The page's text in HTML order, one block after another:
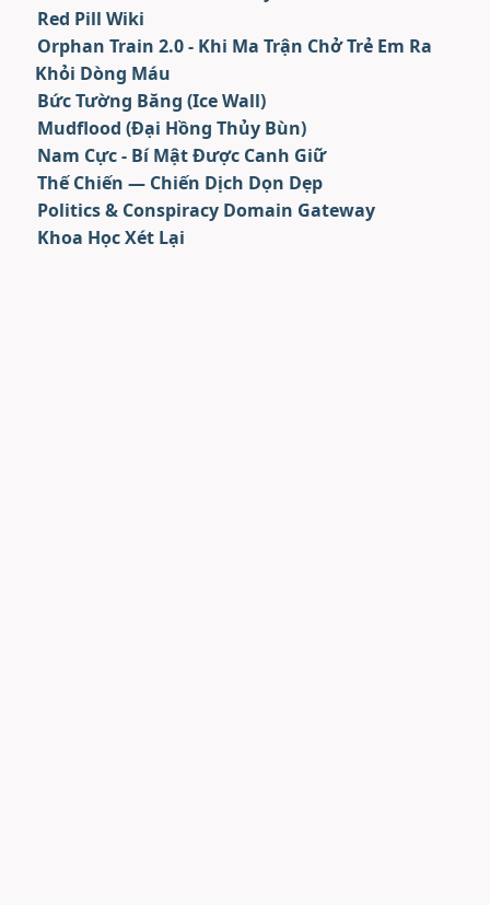
Red Pill Wiki
Orphan Train 2.0 - Khi Ma Trận Chở Trẻ Em Ra
Khỏi Dòng Máu
Bức Tường Băng (Ice Wall)
Mudflood (Đại Hồng Thủy Bùn)
Nam Cực - Bí Mật Được Canh Giữ
Thế Chiến — Chiến Dịch Dọn Dẹp
Politics & Conspiracy Domain Gateway
Khoa Học Xét Lại